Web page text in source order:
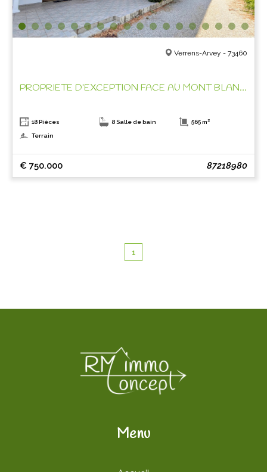
Verrens-Arvey - 73460
PROPRIETE D’EXCEPTION FACE AU MONT BLANC !
18 Pièces 8 Salle de bain 565 m²
Terrain
€ 750.000 87218980
1
Menu